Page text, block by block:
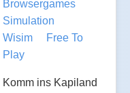
Browsergames
Simulation
Wisim
Free To
Play
Komm ins Kapiland